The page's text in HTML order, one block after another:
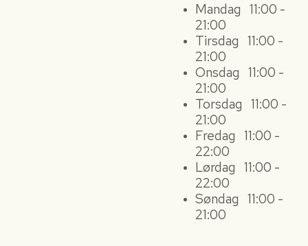
Mandag 11:00 -
21:00
Tirsdag 11:00 -
21:00
Onsdag 11:00 -
21:00
Torsdag 11:00 -
21:00
Fredag 11:00 -
22:00
Lørdag 11:00 -
22:00
Søndag 11:00 -
21:00